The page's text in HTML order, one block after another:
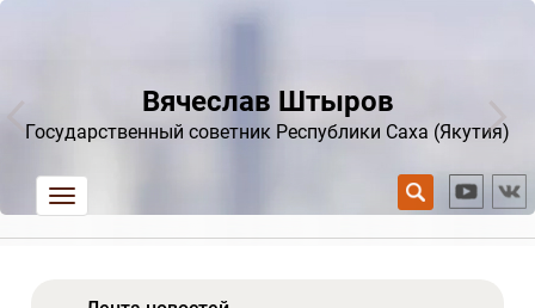
Вячеслав Штыров
Государственный советник Республики Саха (Якутия)
trk